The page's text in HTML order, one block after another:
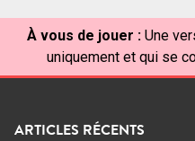
À vous de jouer : Une
uniquement et qui se
ARTICLES RÉCENTS